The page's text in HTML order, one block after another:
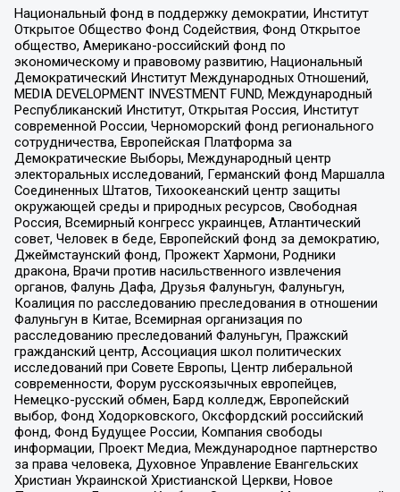
Национальный фонд в поддержку демократии, Институт
Открытое Общество Фонд Содействия, Фонд Открытое
общество, Американо-российский фонд по
экономическому и правовому развитию, Национальный
Демократический Институт Международных Отношений,
MEDIA DEVELOPMENT INVESTMENT FUND, Международный
Республиканский Институт, Открытая Россия, Институт
современной России, Черноморский фонд регионального
сотрудничества, Европейская Платформа за
Демократические Выборы, Международный центр
электоральных исследований, Германский фонд Маршалла
Соединенных Штатов, Тихоокеанский центр защиты
окружающей среды и природных ресурсов, Свободная
Россия, Всемирный конгресс украинцев, Атлантический
совет, Человек в беде, Европейский фонд за демократию,
Джеймстаунский фонд, Прожект Хармони, Родники
дракона, Врачи против насильственного извлечения
органов, Фалунь Дафа, Друзья Фалуньгун, Фалуньгун,
Коалиция по расследованию преследования в отношении
Фалуньгун в Китае, Всемирная организация по
расследованию преследований Фалуньгун, Пражский
гражданский центр, Ассоциация школ политических
исследований при Совете Европы, Центр либеральной
современности, Форум русскоязычных европейцев,
Немецко-русский обмен, Бард колледж, Европейский
выбор, Фонд Ходорковского, Оксфордский российский
фонд, Фонд Будущее России, Компания свободы
информации, Проект Медиа, Международное партнерство
за права человека, Духовное Управление Евангельских
Христиан Украинской Христианской Церкви, Новое